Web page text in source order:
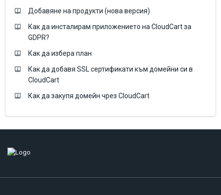
Добавяне на продукти (нова версия)
Как да инсталирам приложението на CloudCart за
GDPR?
Как да избера план
Как да добавя SSL сертификати към домейни си в
CloudCart
Как да закупя домейн чрез CloudCart